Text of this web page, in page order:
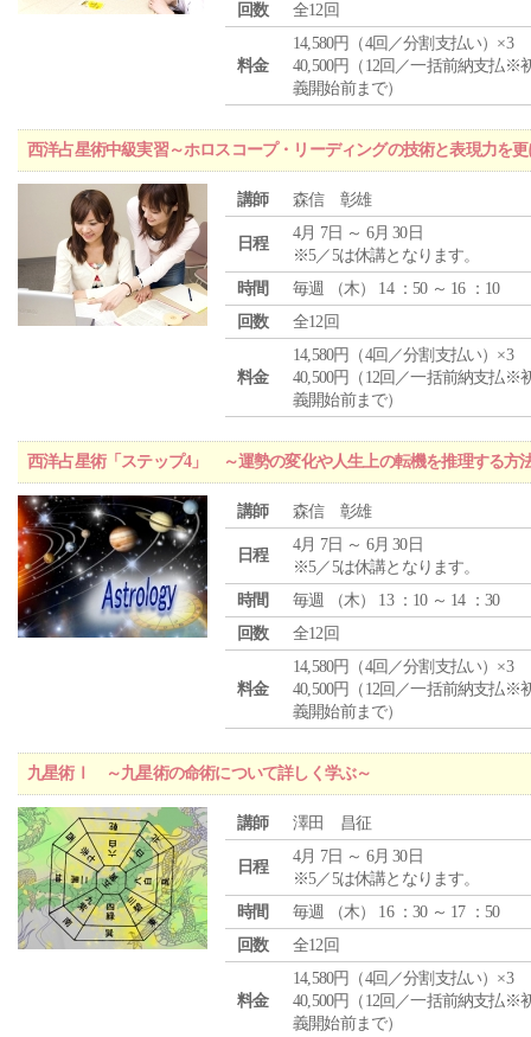
回数
全12回
料金
14,580円（4回／分割支払い）×3
40,500円（12回／一括前納支払※
義開始前まで）
西洋占星術中級実習～ホロスコープ・リーディングの技術と表現力を
講師 森信 彰雄
日程
4月 7日 ～ 6月 30日
※5／5は休講となります。
時間
毎週 （木） 14 ：50 ～ 16 ：10
回数
全12回
料金
14,580円（4回／分割支払い）×3
40,500円（12回／一括前納支払※
義開始前まで）
西洋占星術「ステップ4」 ～運勢の変化や人生上の転機を推理する方
講師 森信 彰雄
日程
4月 7日 ～ 6月 30日
※5／5は休講となります。
時間
毎週 （木） 13 ：10 ～ 14 ：30
回数
全12回
料金
14,580円（4回／分割支払い）×3
40,500円（12回／一括前納支払※
義開始前まで）
九星術Ⅰ ～九星術の命術について詳しく学ぶ～
講師 澤田 昌征
日程
4月 7日 ～ 6月 30日
※5／5は休講となります。
時間
毎週 （木） 16 ：30 ～ 17 ：50
回数
全12回
料金
14,580円（4回／分割支払い）×3
40,500円（12回／一括前納支払※
義開始前まで）